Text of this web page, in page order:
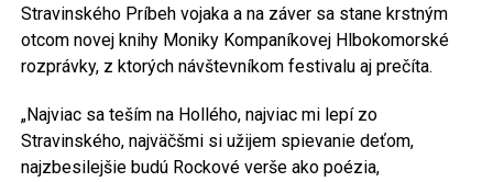
Stravinského Príbeh vojaka a na záver sa stane krstným
otcom novej knihy Moniky Kompaníkovej Hlbokomorské
rozprávky, z ktorých návštevníkom festivalu aj prečíta.
„Najviac sa teším na Hollého, najviac mi lepí zo
Stravinského, najväčšmi si užijem spievanie deťom,
najzbesilejšie budú Rockové verše ako poézia,